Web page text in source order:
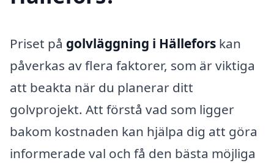
Priset på golvläggning i Hällefors kan
påverkas av flera faktorer, som är viktiga
att beakta när du planerar ditt
golvprojekt. Att förstå vad som ligger
bakom kostnaden kan hjälpa dig att göra
informerade val och få den bästa möjliga